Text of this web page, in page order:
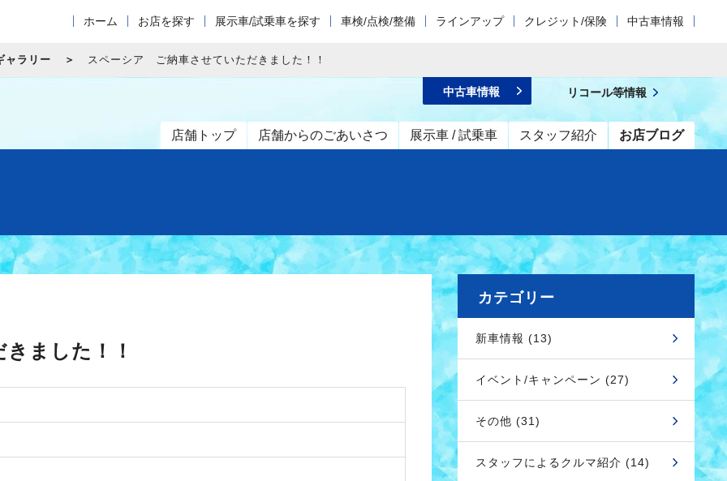
ホーム お店を探す 展示車/試乗車を探す 車検/点検/整備 ラインアップ クレジット/保険 中古車情報
ャラリー スペーシア ご納車させていただきました！！
店舗トップ 店舗からのごあいさつ 展示車 / 試乗車 スタッフ紹介 お店ブログ
中古車情報 リコール等情報
ました！！
カテゴリー
新車情報 (13)
イベント/キャンペーン (27)
その他 (31)
スタッフによるクルマ紹介 (14)